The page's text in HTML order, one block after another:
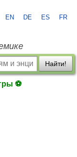
EN DE ES FR
Найти!
⚽